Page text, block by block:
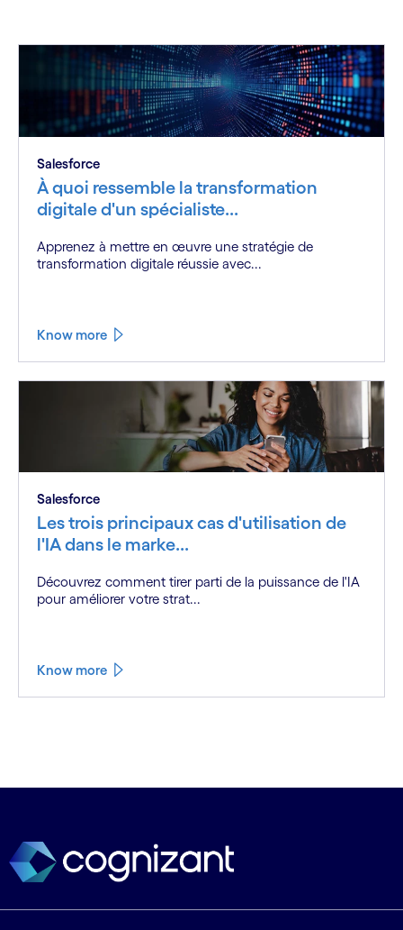
Salesforce
À quoi ressemble la transformation
digitale d'un spécialiste...
Apprenez à mettre en œuvre une stratégie de
transformation digitale réussie avec...
Know more
Salesforce
Les trois principaux cas d'utilisation de
l'IA dans le marke...
Découvrez comment tirer parti de la puissance de l'IA
pour améliorer votre strat...
Know more